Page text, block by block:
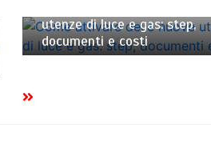
utenze di luce e gas: step,
documenti e costi